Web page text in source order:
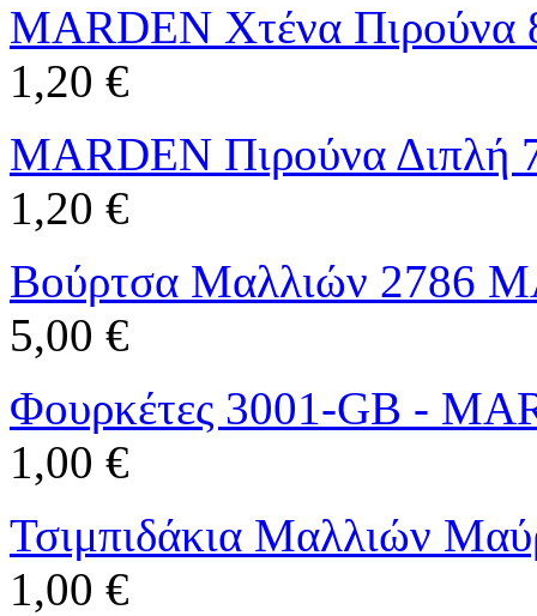
MARDEN Χτένα Πιρούνα
1,20 €
MARDEN Πιρούνα Διπλή
1,20 €
Βούρτσα Μαλλιών 2786
5,00 €
Φουρκέτες 3001-GB -
1,00 €
Τσιμπιδάκια Μαλλιών
1,00 €